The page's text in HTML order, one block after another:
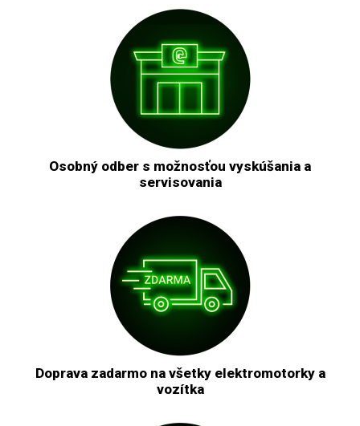
Osobný odber s možnosťou vyskúšania a
servisovania
Doprava zadarmo na všetky elektromotorky a
vozítka